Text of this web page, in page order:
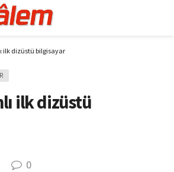
ilk dizüstü bilgisayar
ilk dizüstü
0